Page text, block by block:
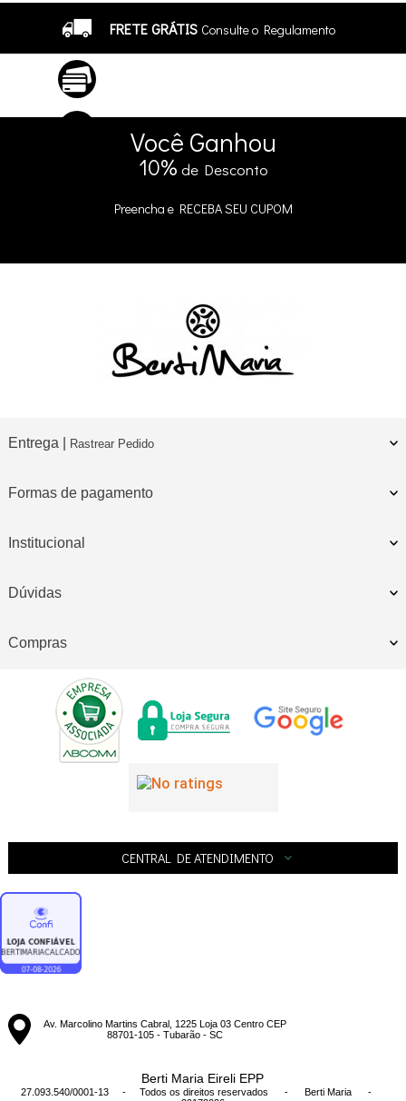
FRETE GRÁTIS Consulte o Regulamento
5% DE DESCONTO no Pix e Boleto
Você Ganhou
10% de Desconto
Preencha e RECEBA SEU CUPOM
Entrega | Rastrear Pedido
Formas de pagamento
Institucional
Dúvidas
Compras
CENTRAL DE ATENDIMENTO
Av. Marcolino Martins Cabral, 1225 Loja 03 Centro CEP
88701-105 - Tubarão - SC
Berti Maria Eireli EPP
27.093.540/0001-13 - Todos os direitos reservados - Berti Maria
-